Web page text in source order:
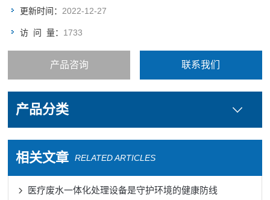
更新时间： 2022-12-27
访 问 量： 1733
产品咨询 联系我们
产品分类
相关文章 RELATED ARTICLES
医疗废水一体化处理设备是守护环境的健康防线